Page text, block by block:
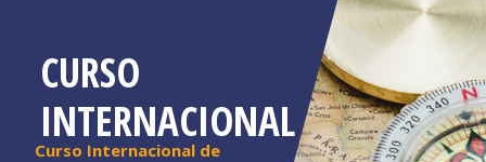
CURSO
INTERNACIONAL
Curso Internacional de